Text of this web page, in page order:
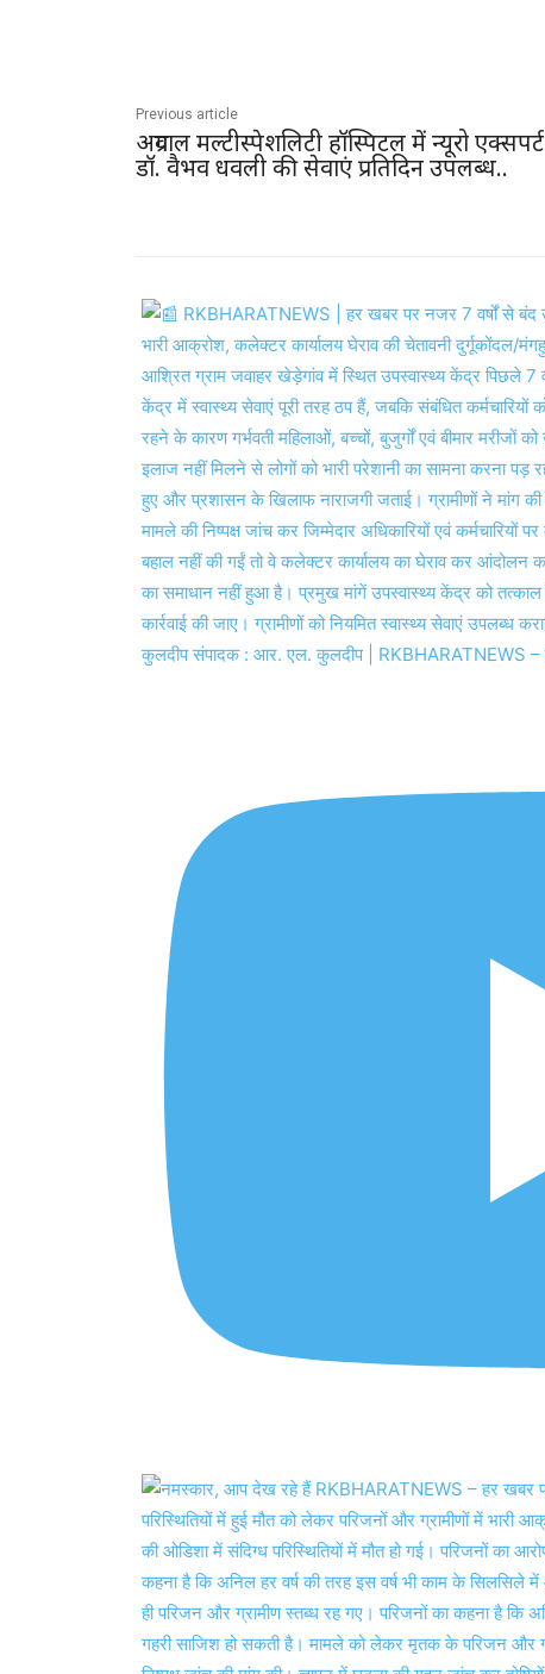
Previous article
अग्रवाल मल्टीस्पेशलिटी हॉस्पिटल में न्यूरो एक्सपर्ट
डॉ. वैभव धवली की सेवाएं प्रतिदिन उपलब्ध..